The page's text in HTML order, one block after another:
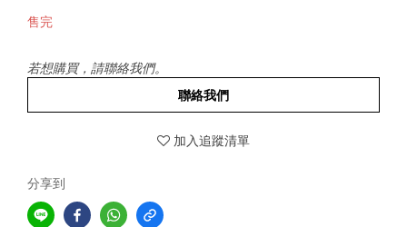
售完
若想購買，請聯絡我們。
聯絡我們
加入追蹤清單
分享到